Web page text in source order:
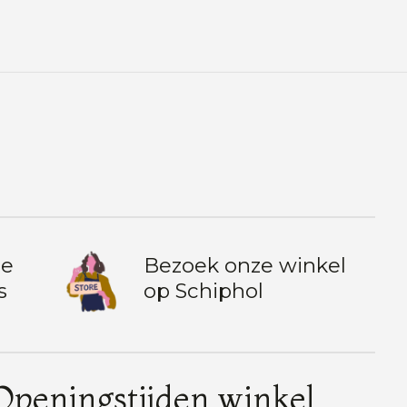
Bezoek onze winkel
op Schiphol
winkel